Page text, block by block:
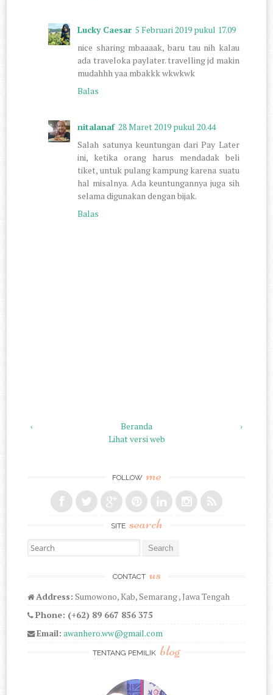
Lucky Caesar 5 Februari 2019 pukul 17.09
nice sharing mbaaaak, baru tau nih kalau
ada traveloka paylater. travelling jd makin
mudahhh yaa mbakkk wkwkwk
Balas
nitalanaf 28 Maret 2019 pukul 20.44
Salah satunya keuntungan dari Pay Later
ini, ketika orang harus mendadak beli
tiket, untuk pulang kampung karena suatu
hal misalnya. Ada keuntungannya juga sih
selama digunakan dengan bijak.
Balas
‹ ›
Beranda
Lihat versi web
FOLLOW me
SITE search
Search for:
CONTACT us
Address: Sumowono, Kab, Semarang , Jawa Tengah
Phone: (+62) 89 667 856 375
Email: awanhero.ww@gmail.com
TENTANG PEMILIK blog